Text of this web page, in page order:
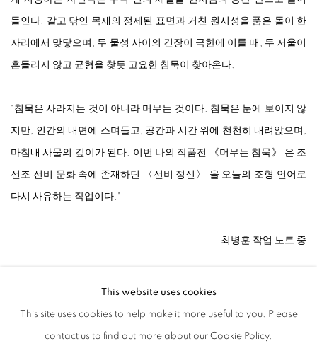
들인다. 갈고 닦인 목재의 정제된 표면과 거친 원시성을 품은 돌이 한
자리에서 맞닿으며, 두 물성 사이의 긴장이 극한에 이를 때, 두 저울이
흔들리지 않고 균형을 찾듯 고요한 침묵이 찾아온다.
"침묵은 사라지는 것이 아니라 머무는 것이다. 침묵은 눈에 보이지 않
지만, 인간의 내면에 스며들고, 공간과 시간 위에 천천히 내려앉으며,
마침내 사물의 깊이가 된다. 이번 나의 작품전 《머무는 침묵》 은 조
선조 선비 문화 속에 존재하던 〈선비 정신〉 을 오늘의 조형 언어로
다시 사유하는 작업이다."
- 최병훈 작업 노트 중
This website uses cookies
This site uses cookies to help make it more useful to you. Please
contact us to find out more about our Cookie Policy.